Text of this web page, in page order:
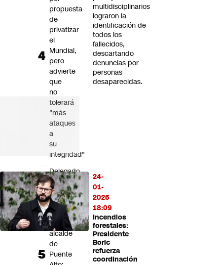
multidisciplinarios
lograron la
identificación de
todos los
fallecidos,
descartando
denuncias por
personas
desaparecidas.
24-
01-
2026
18:09
Incendios
forestales:
Presidente
Boric
refuerza
coordinación
propuesta
de
privatizar
el
Mundial,
pero
advierte
que
no
tolerará
"más
ataques
a
su
integridad"
Delegado
Germán
Codina
acusa
"encerrona"
del
alcalde
de
Puente